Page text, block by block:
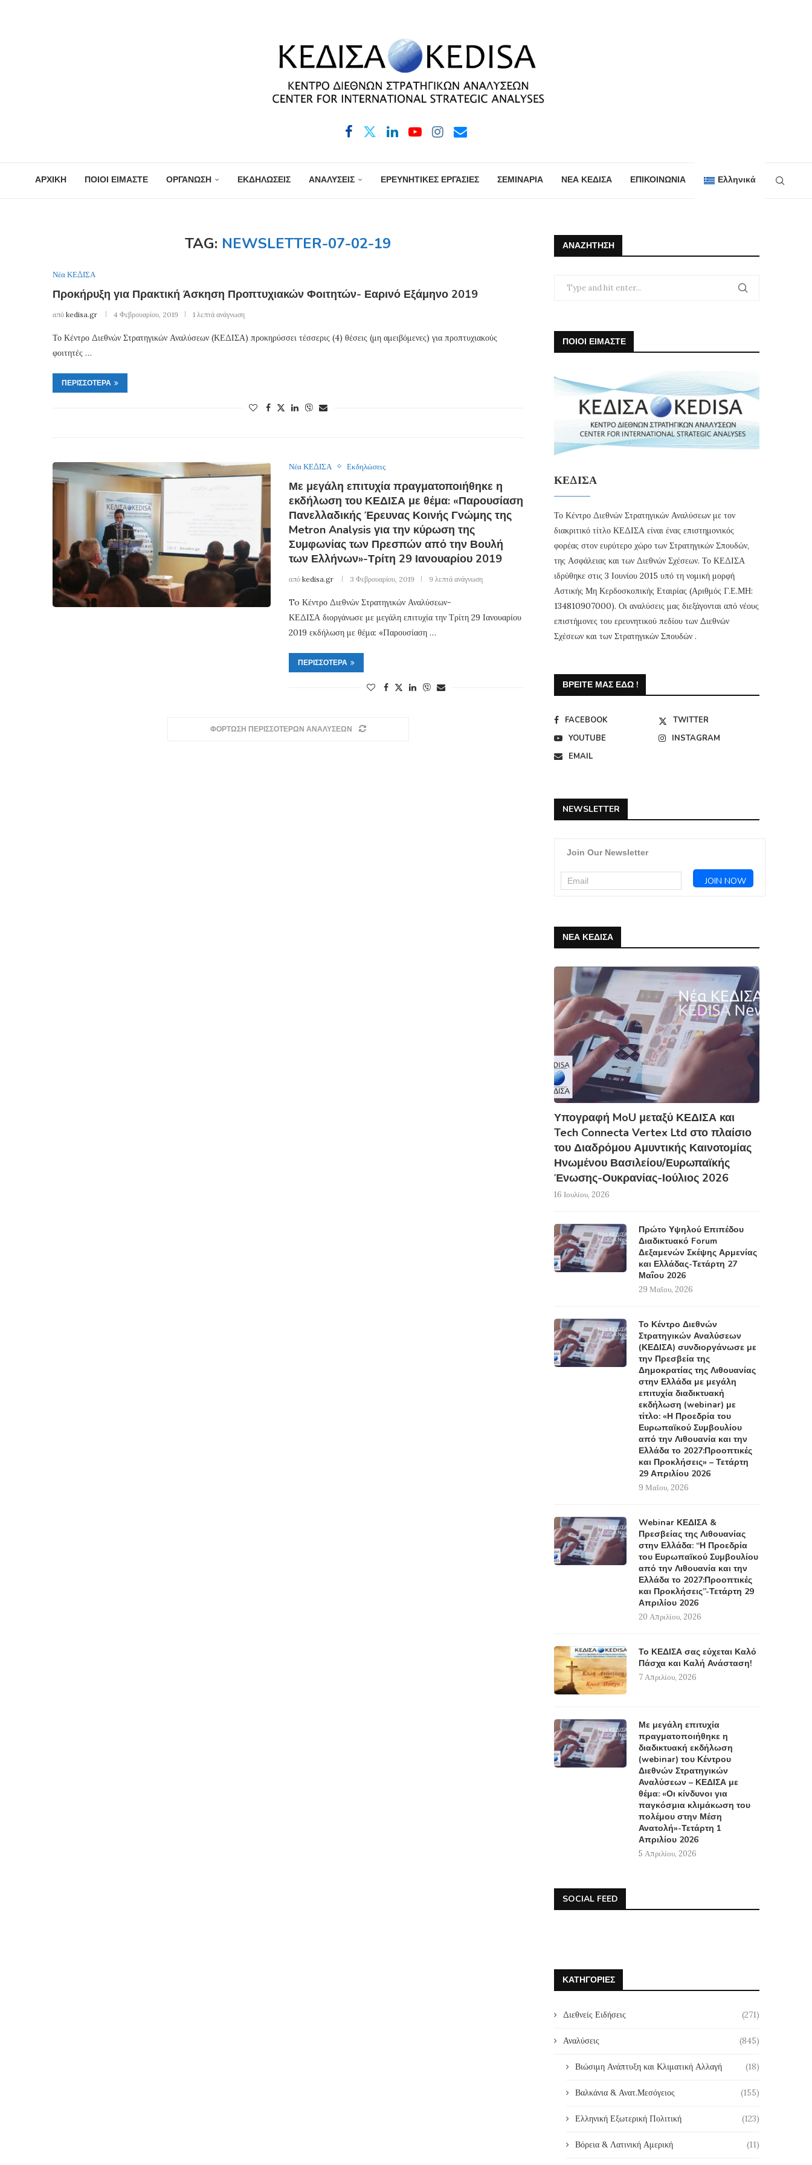
ΑΡΧΙΚΗ ΠΟΙΟΙ ΕΙΜΑΣΤΕ ΟΡΓΑΝΩΣΗ ΕΚΔΗΛΩΣΕΙΣ ΑΝΑΛΥΣΕΙΣ ΕΡΕΥΝΗΤΙΚΕΣ ΕΡΓΑΣΙΕΣ ΣΕΜΙΝΑΡΙΑ ΝΕΑ ΚΕΔΙΣΑ ΕΠΙΚΟΙΝΩΝΙΑ Ελληνικά
TAG: NEWSLETTER-07-02-19
Νέα ΚΕΔΙΣΑ
Προκήρυξη για Πρακτική Άσκηση Προπτυχιακών Φοιτητών- Εαρινό Εξάμηνο 2019
από kedisa.gr 4 Φεβρουαρίου, 2019 1 λεπτά ανάγνωση
Το Κέντρο Διεθνών Στρατηγικών Αναλύσεων (ΚΕΔΙΣΑ) προκηρύσσει τέσσερις (4) θέσεις (μη αμειβόμενες) για προπτυχιακούς
φοιτητές …
ΠΕΡΙΣΣΌΤΕΡΑ
Νέα ΚΕΔΙΣΑ Εκδηλώσεις
Με μεγάλη επιτυχία πραγματοποιήθηκε η
εκδήλωση του ΚΕΔΙΣΑ με θέμα: «Παρουσίαση
Πανελλαδικής Έρευνας Κοινής Γνώμης της
Metron Analysis για την κύρωση της
Συμφωνίας των Πρεσπών από την Βουλή
των Ελλήνων»-Τρίτη 29 Ιανουαρίου 2019
από kedisa.gr 3 Φεβρουαρίου, 2019 9 λεπτά ανάγνωση
To Κέντρο Διεθνών Στρατηγικών Αναλύσεων-
ΚΕΔΙΣΑ διοργάνωσε με μεγάλη επιτυχία την Τρίτη 29 Ιανουαρίου
2019 εκδήλωση με θέμα: «Παρουσίαση …
ΠΕΡΙΣΣΌΤΕΡΑ
ΦΟΡΤΩΣΗ ΠΕΡΙΣΣΟΤΕΡΩΝ ΑΝΑΛΥΣΕΩΝ
ΑΝΑΖΉΤΗΣΗ
ΠΟΙΟΙ ΕΙΜΑΣΤΕ
ΚΕΔΙΣΑ
Το Κέντρο Διεθνών Στρατηγικών Αναλύσεων με τον
διακριτικό τίτλο ΚΕΔΙΣΑ είναι ένας επιστημονικός
φορέας στον ευρύτερο χώρο των Στρατηγικών Σπουδών,
της Ασφάλειας και των Διεθνών Σχέσεων. Το ΚΕΔΙΣΑ
ιδρύθηκε στις 3 Ιουνίου 2015 υπό τη νομική μορφή
Αστικής Μη Κερδοσκοπικής Εταιρίας (Αριθμός Γ.Ε.ΜΗ:
134810907000). Οι αναλύσεις μας διεξάγονται από νέους
επιστήμονες του ερευνητικού πεδίου των Διεθνών
Σχέσεων και των Στρατηγικών Σπουδών .
ΒΡΕΊΤΕ ΜΑΣ ΕΔΏ !
FACEBOOK
TWITTER
YOUTUBE
INSTAGRAM
EMAIL
NEWSLETTER
Join Our Newsletter
ΝΕΑ ΚΕΔΙΣΑ
Υπογραφή MoU μεταξύ ΚΕΔΙΣΑ και
Tech Connecta Vertex Ltd στο πλαίσιο
του Διαδρόμου Αμυντικής Καινοτομίας
Ηνωμένου Βασιλείου/Ευρωπαϊκής
Ένωσης-Ουκρανίας-Ιούλιος 2026
16 Ιουλίου, 2026
Πρώτο Υψηλού Επιπέδου
Διαδικτυακό Forum
Δεξαμενών Σκέψης Αρμενίας
και Ελλάδας-Τετάρτη 27
Μαΐου 2026
29 Μαΐου, 2026
Το Κέντρο Διεθνών
Στρατηγικών Αναλύσεων
(ΚΕΔΙΣΑ) συνδιοργάνωσε με
την Πρεσβεία της
Δημοκρατίας της Λιθουανίας
στην Ελλάδα με μεγάλη
επιτυχία διαδικτυακή
εκδήλωση (webinar) με
τίτλο: «Η Προεδρία του
Ευρωπαϊκού Συμβουλίου
από την Λιθουανία και την
Ελλάδα το 2027:Προοπτικές
και Προκλήσεις» – Τετάρτη
29 Απριλίου 2026
9 Μαΐου, 2026
Webinar ΚΕΔΙΣΑ &
Πρεσβείας της Λιθουανίας
στην Ελλάδα: “Η Προεδρία
του Ευρωπαϊκού Συμβουλίου
από την Λιθουανία και την
Ελλάδα το 2027:Προοπτικές
και Προκλήσεις”-Τετάρτη 29
Απριλίου 2026
20 Απριλίου, 2026
Το ΚΕΔΙΣΑ σας εύχεται Καλό
Πάσχα και Καλή Ανάσταση!
7 Απριλίου, 2026
Με μεγάλη επιτυχία
πραγματοποιήθηκε η
διαδικτυακή εκδήλωση
(webinar) του Κέντρου
Διεθνών Στρατηγικών
Αναλύσεων – ΚΕΔΙΣΑ με
θέμα: «Οι κίνδυνοι για
παγκόσμια κλιμάκωση του
πολέμου στην Μέση
Ανατολή»-Τετάρτη 1
Απριλίου 2026
5 Απριλίου, 2026
SOCIAL FEED
ΚΑΤΗΓΟΡΊΕΣ
Διεθνείς Ειδήσεις (271)
Αναλύσεις (845)
Βιώσιμη Ανάπτυξη και Κλιματική Αλλαγή (18)
Βαλκάνια & Ανατ.Μεσόγειος (155)
Ελληνική Εξωτερική Πολιτική (123)
Βόρεια & Λατινική Αμερική (11)